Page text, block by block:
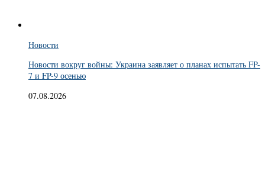
Новости
Новости вокруг войны: Украина заявляет о планах испытать FP-
7 и FP-9 осенью
07.08.2026